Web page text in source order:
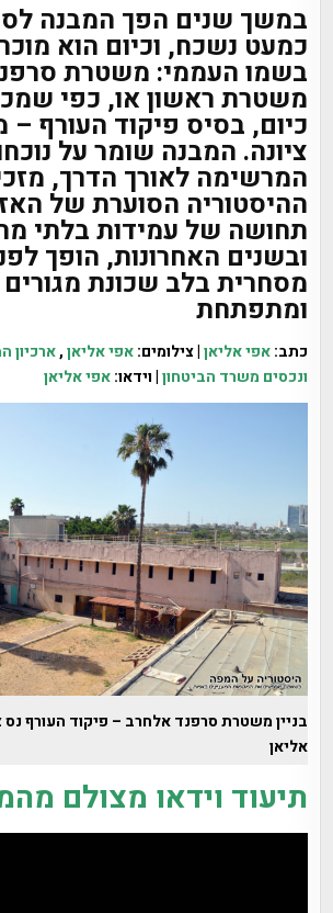
במשך שנים הפך המבנה
כמעט נשכח, וכיום הוא
בשמו העממי: משטרת
משטרת ראשון או, כפי
כיום, בסיס פיקוד העורף –
ציונה. המבנה שומר על
המרשימה לאורך הדרך,
ההיסטוריה הסוערת של
תחושה של עמידות בלתי
ובשנים האחרונות, הופך
מסחרית בלב שכונת מגורים
ומתפתחת
כתב:אפי אליאן| צילומים:אפי אליאן,ארכיון
ונכסים משרד הביטחון| וידאו:אפי אליאן
בניין משטרת סרפנד אלחרב – פיקוד העורף נס
אליאן
תיעוד וידאו מצולם